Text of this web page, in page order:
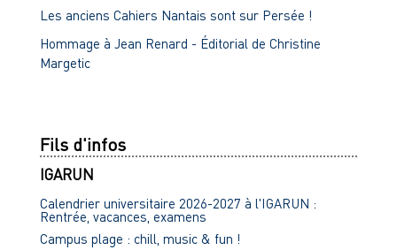
Les anciens Cahiers Nantais sont sur Persée !
Hommage à Jean Renard - Éditorial de Christine
Margetic
Fils d'infos
IGARUN
Calendrier universitaire 2026-2027 à l'IGARUN :
Rentrée, vacances, examens
Campus plage : chill, music & fun !